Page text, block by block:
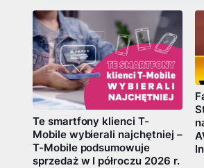
Te smartfony klienci T-
Mobile wybierali najchętniej –
T-Mobile podsumowuje
sprzedaż w I półroczu 2026 r.